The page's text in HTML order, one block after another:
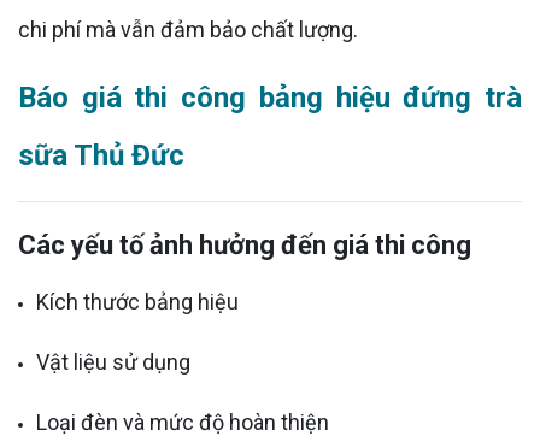
chi phí mà vẫn đảm bảo chất lượng.
Báo giá thi công bảng hiệu đứng trà
sữa Thủ Đức
Các yếu tố ảnh hưởng đến giá thi công
Kích thước bảng hiệu
Vật liệu sử dụng
Loại đèn và mức độ hoàn thiện